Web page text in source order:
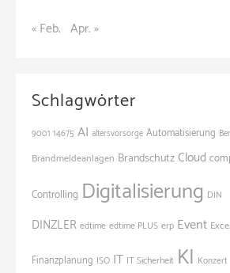
« Feb. Apr. »
Schlagwörter
9001 14675 AI altersvorsorge Automatisierung
Brandmeldeanlagen BrandschutzCloud
Controlling Digitalisierung DIN
DINZLER edtime edtime PLUS erp Event Excel
Finanzplanung ISO IT IT Sicherheit KI Konzert